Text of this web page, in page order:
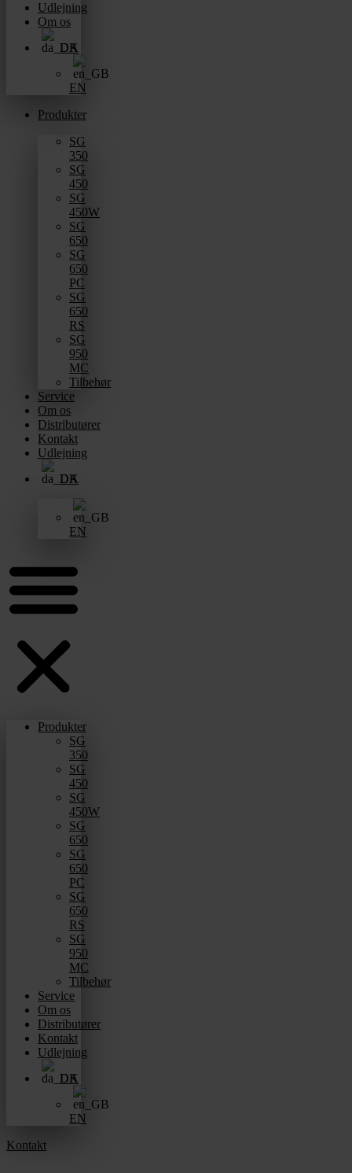
Udlejning
Om os
DA
EN
Produkter
SG
350
SG
450
SG
450W
SG
650
SG
650
PC
SG
650
RS
SG
950
MC
Tilbehør
Service
Om os
Distributører
Kontakt
Udlejning
DA
EN
Produkter
SG
350
SG
450
SG
450W
SG
650
SG
650
PC
SG
650
RS
SG
950
MC
Tilbehør
Service
Om os
Distributører
Kontakt
Udlejning
DA
EN
Kontakt